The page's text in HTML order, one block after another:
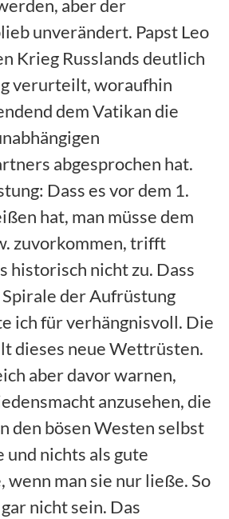
aber der
unverändert. Papst Leo
Krieg Russlands deutlich
verurteilt, woraufhin
dem Vatikan die
abgesprochen hat.
Dass es vor dem 1.
hat, man müsse dem
zuvorkommen, trifft
historisch nicht zu. Dass
der Aufrüstung
ich für verhängnisvoll. Die
dieses neue Wettrüsten.
aber davor warnen,
anzusehen, die
den bösen Westen selbst
und nichts als gute
wenn man sie nur ließe. So
nicht sein. Das